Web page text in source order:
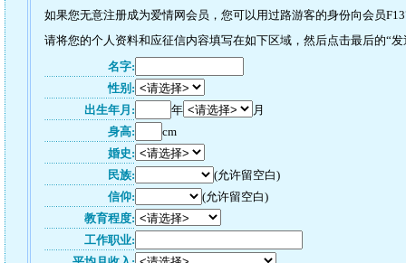
如果您无意注册成为爱情网会员，您可以用过路游客的身份向会员
请将您的个人资料和应征信内容填写在如下区域，然后点击最后的“
名字:
性别:
出生年月:
年
月
身高:
cm
婚史:
民族:
(允许留空白)
信仰:
(允许留空白)
教育程度:
工作职业: